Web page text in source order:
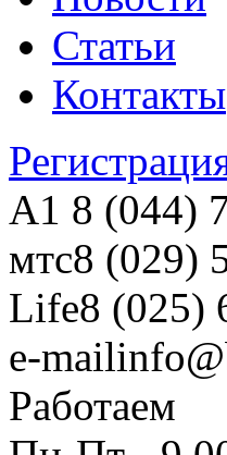
Статьи
Контакты
A1 8 (044)
мтс8 (029)
Life8 (025)
e-mail
Работаем